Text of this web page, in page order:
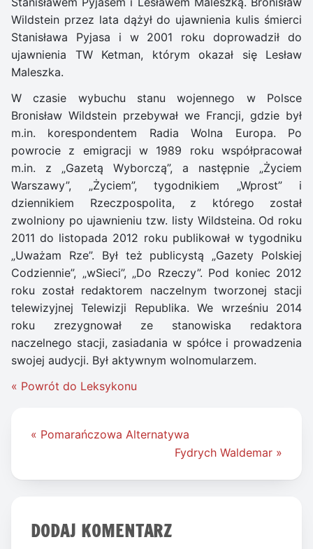
Wildstein przez lata dążył do ujawnienia kulis śmierci
Stanisława Pyjasa i w 2001 roku doprowadził do
ujawnienia TW Ketman, którym okazał się Lesław
Maleszka.
W czasie wybuchu stanu wojennego w Polsce
Bronisław Wildstein przebywał we Francji, gdzie był
m.in. korespondentem Radia Wolna Europa. Po
powrocie z emigracji w 1989 roku współpracował
m.in. z „Gazetą Wyborczą”, a następnie „Życiem
Warszawy”, „Życiem”, tygodnikiem „Wprost” i
dziennikiem Rzeczpospolita, z którego został
zwolniony po ujawnieniu tzw. listy Wildsteina. Od roku
2011 do listopada 2012 roku publikował w tygodniku
„Uważam Rze”. Był też publicystą „Gazety Polskiej
Codziennie”, „wSieci”, „Do Rzeczy”. Pod koniec 2012
roku został redaktorem naczelnym tworzonej stacji
telewizyjnej Telewizji Republika. We wrześniu 2014
roku zrezygnował ze stanowiska redaktora
naczelnego stacji, zasiadania w spółce i prowadzenia
swojej audycji. Był aktywnym wolnomularzem.
« Powrót do Leksykonu
Nawigacja
« Pomarańczowa Alternatywa
Fydrych Waldemar »
DODAJ KOMENTARZ